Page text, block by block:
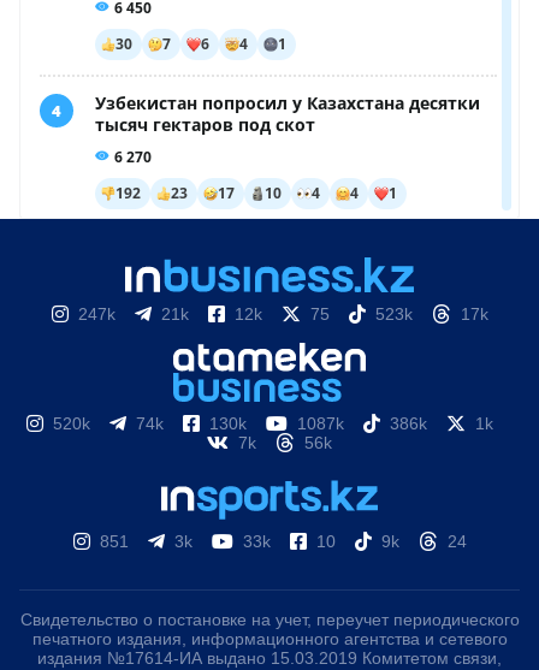
247k 21k 12k 75 523k 17k
520k 74k 130k 1087k 386k
1k
7k
56k
851 3k 33k 10 9k 24
Свидетельство о постановке на учет, переучет периодического
печатного издания, информационного агентства и сетевого
издания №17614-ИА выдано 15.03.2019 Комитетом связи,